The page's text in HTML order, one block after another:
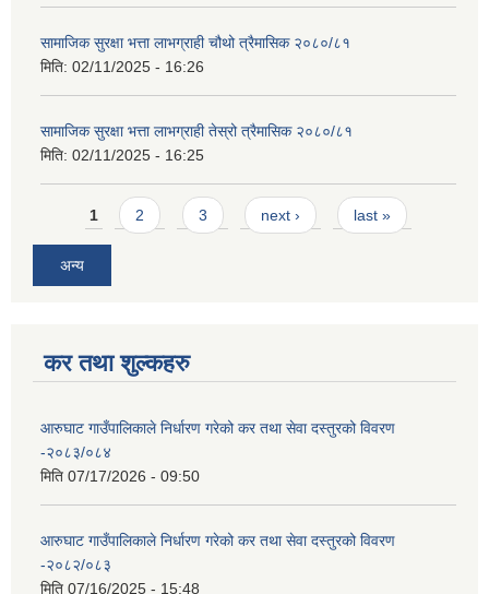
सामाजिक सुरक्षा भत्ता लाभग्राही चौथो त्रैमासिक २०८०/८१
मिति: 02/11/2025 - 16:26
सामाजिक सुरक्षा भत्ता लाभग्राही तेस्रो त्रैमासिक २०८०/८१
मिति: 02/11/2025 - 16:25
Pages
1 2 3 next › last »
अन्य
कर तथा शुल्कहरु
आरुघाट गाउँपालिकाले निर्धारण गरेको कर तथा सेवा दस्तुरको विवरण
-२०८३/०८४
मिति 07/17/2026 - 09:50
आरुघाट गाउँपालिकाले निर्धारण गरेको कर तथा सेवा दस्तुरको विवरण
-२०८२/०८३
मिति 07/16/2025 - 15:48